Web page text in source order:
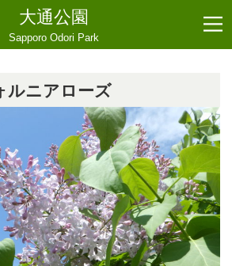
大通公園
Sapporo Odori Park
ルニアローズ